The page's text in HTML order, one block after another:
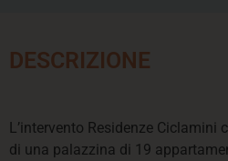
DESCRIZIONE
L’intervento Residenze Ciclamini
di una palazzina di 19